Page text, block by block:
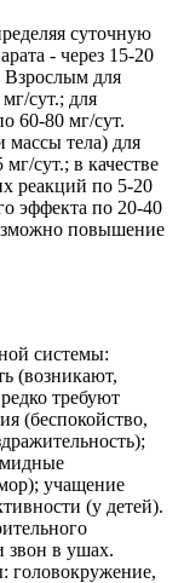
суточную
- через 15-20
Взрослым для
сут.; для
60-80 мг/сут.
массы тела) для
сут.; в качестве
реакций по 5-20
эффекта по 20-40
повышение
системы:
(возникают,
требуют
(беспокойство,
учащение
(у детей).
звон в ушах.
головокружение,